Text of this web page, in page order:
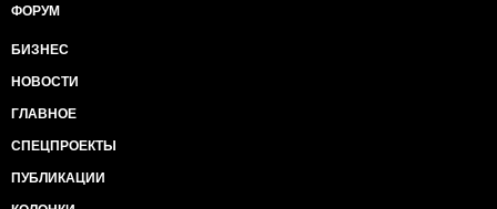
ФОРУМ
БИЗНЕС
НОВОСТИ
ГЛАВНОЕ
СПЕЦПРОЕКТЫ
ПУБЛИКАЦИИ